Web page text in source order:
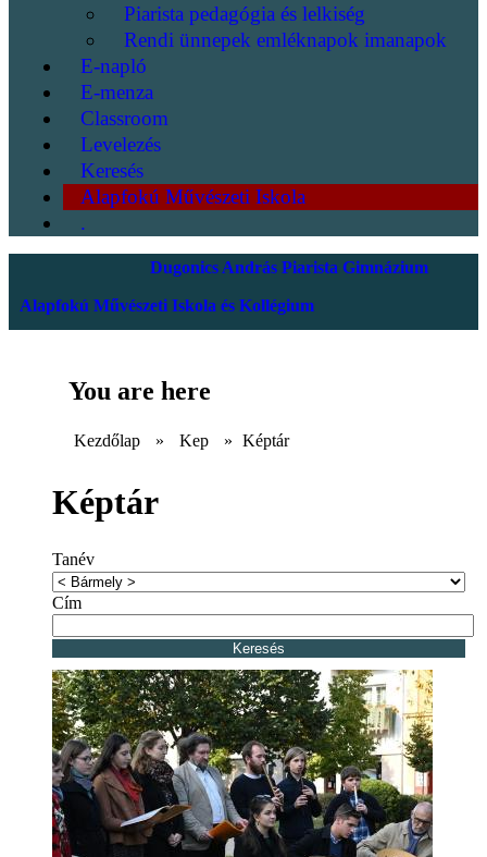
Piarista pedagógia és lelkiség
Rendi ünnepek emléknapok imanapok
E-napló
E-menza
Classroom
Levelezés
Keresés
Alapfokú Művészeti Iskola
.
Dugonics András Piarista Gimnázium
Alapfokú Művészeti Iskola és Kollégium
You are here
Kezdőlap » Kep » Képtár
Képtár
Tanév
Cím